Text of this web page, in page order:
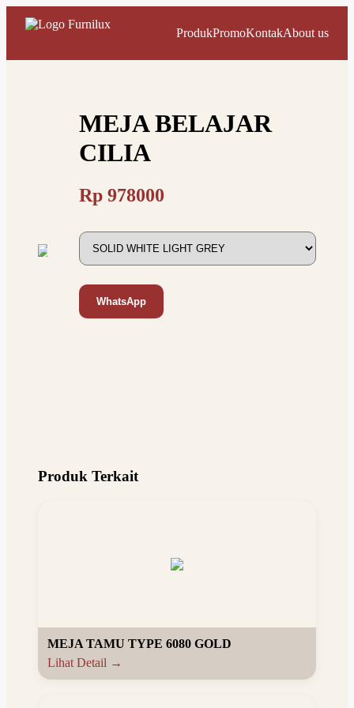
ProdukPromoKontakAbout us
MEJA BELAJAR
CILIA
Rp 978000
WhatsApp
Produk Terkait
MEJA TAMU TYPE 6080 GOLD
Lihat Detail →